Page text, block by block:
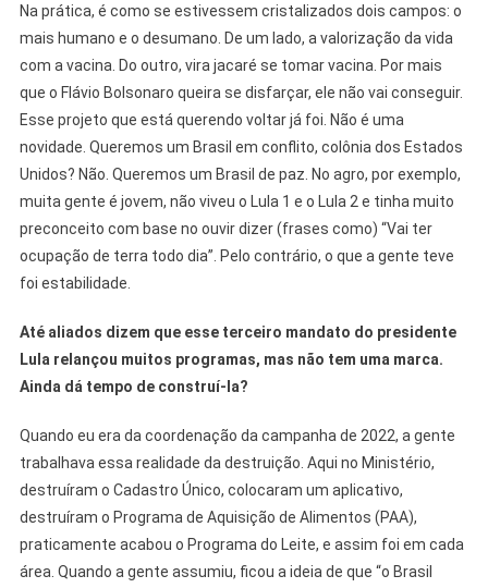
Na prática, é como se estivessem cristalizados dois campos: o
mais humano e o desumano. De um lado, a valorização da vida
com a vacina. Do outro, vira jacaré se tomar vacina. Por mais
que o Flávio Bolsonaro queira se disfarçar, ele não vai conseguir.
Esse projeto que está querendo voltar já foi. Não é uma
novidade. Queremos um Brasil em conflito, colônia dos Estados
Unidos? Não. Queremos um Brasil de paz. No agro, por exemplo,
muita gente é jovem, não viveu o Lula 1 e o Lula 2 e tinha muito
preconceito com base no ouvir dizer (frases como) “Vai ter
ocupação de terra todo dia”. Pelo contrário, o que a gente teve
foi estabilidade.
Até aliados dizem que esse terceiro mandato do presidente
Lula relançou muitos programas, mas não tem uma marca.
Ainda dá tempo de construí-la?
Quando eu era da coordenação da campanha de 2022, a gente
trabalhava essa realidade da destruição. Aqui no Ministério,
destruíram o Cadastro Único, colocaram um aplicativo,
destruíram o Programa de Aquisição de Alimentos (PAA),
praticamente acabou o Programa do Leite, e assim foi em cada
área. Quando a gente assumiu, ficou a ideia de que “o Brasil